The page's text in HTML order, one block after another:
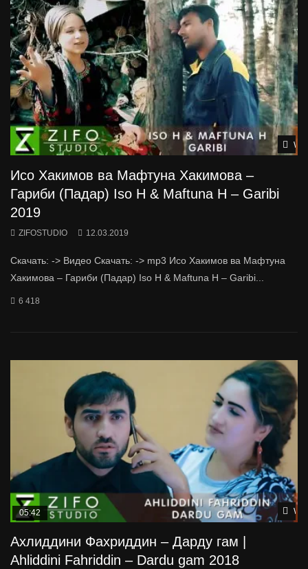
Исо Хакимов ва Мафтуна Хакимова –
Гариби (Падар) Iso H & Maftuna H – Garibi
2019
ZIFOSTUDIO 12.03.2019
Скачать: -> Видео Скачать: -> mp3 Исо Хакимов ва Мафтуна
Хакимова – Гариби (Падар) Iso H & Maftuna H – Garibi...
6 418
05:42
Ахлиддини Фахриддин – Дарду гам |
Ahliddini Fahriddin – Dardu gam 2018